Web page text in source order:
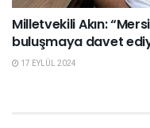
Milletvekili Akın:
buluşmaya davet
17 EYLÜL 2024